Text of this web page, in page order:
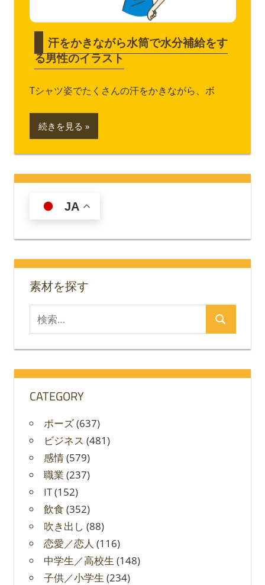
汗をかきながら水筒で水分補給をす
る男性のイラスト
Tシャツ姿でたくさんの汗をかきながら、ボ
続きを見る
JA
素材を探す
索
対
検
CATEGORY
ポーズ(637)
ビジネス (481)
感情(579)
職業 (237)
IT(152)
飲食 (352)
吹き出し (88)
恋愛／恋人 (116)
中学生／高校生 (148)
子供／小学生 (234)